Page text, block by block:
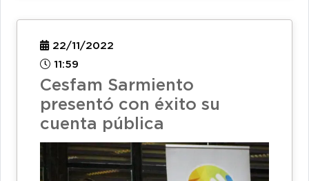
22/11/2022
11:59
Cesfam Sarmiento
presentó con éxito su
cuenta pública